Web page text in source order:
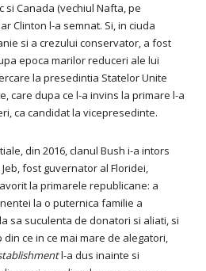
si Canada (vechiul Nafta, pe
Clinton l-a semnat. Si, in ciuda
si a crezului conservator, a fost
epoca marilor reduceri ale lui
la presedintia Statelor Unite
care dupa ce l-a invins la primare l-a
ca candidat la vicepresedinte.
din 2016, clanul Bush i-a intors
fost guvernator al Floridei,
la primarele republicane: a
la o puternica familie a
sa suculenta de donatori si aliati, si
ce in ce mai mare de alegatori,
l-a dus inainte si